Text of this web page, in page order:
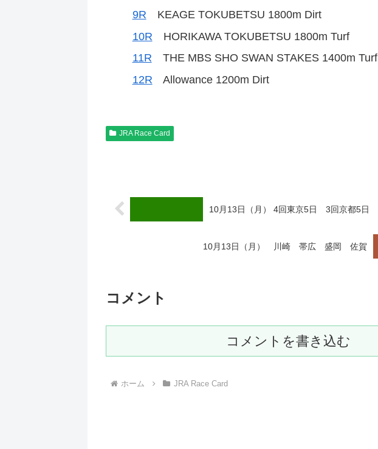
9R KEAGE TOKUBETSU 1800m Dirt
10R HORIKAWA TOKUBETSU 1800m Turf
11R THE MBS SHO SWAN STAKES 1400m Turf
12R Allowance 1200m Dirt
JRA Race Card
10月13日（月） 4回東京5日 3回京都5日
10月13日（月） 川崎 帯広 盛岡 佐賀
コメント
コメントを書き込む
ホーム JRA Race Card